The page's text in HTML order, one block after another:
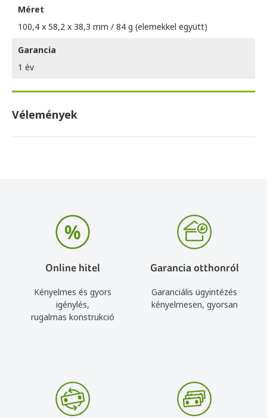
Méret
100,4 x 58,2 x 38,3 mm / 84 g (elemekkel együtt)
Garancia
1 év
Vélemények
Online hitel
Kényelmes és gyors
igénylés,
rugalmas konstrukció
Garancia otthonról
Garanciális ügyintézés
kényelmesen, gyorsan